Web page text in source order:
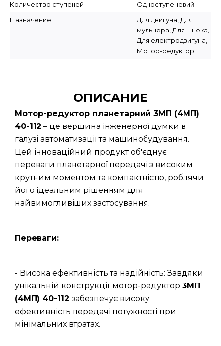
Количество ступеней
Одноступеневий
Назначение
Для двигуна, Для
мульчера, Для шнека,
Для електродвигуна,
Мотор-редуктор
ОПИСАНИЕ
Мотор-редуктор планетарний 3МП (4МП)
40-112 – це вершина інженерної думки в
галузі автоматизації та машинобудування.
Цей інноваційний продукт об'єднує
переваги планетарної передачі з високим
крутним моментом та компактністю, роблячи
його ідеальним рішенням для
найвимогливіших застосування.
Переваги:
- Висока ефективність та надійність: Завдяки
унікальній конструкції, мотор-редуктор 3МП
(4МП) 40-112 забезпечує високу
ефективність передачі потужності при
мінімальних втратах.